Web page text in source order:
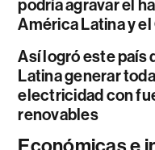
podría agravar el
América Latina y
Así logró este país
Latina generar
electricidad con
renovables